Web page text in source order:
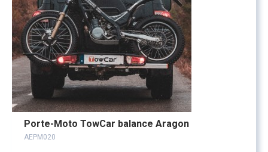
Porte-Moto TowCar balance Aragon
AEPM020